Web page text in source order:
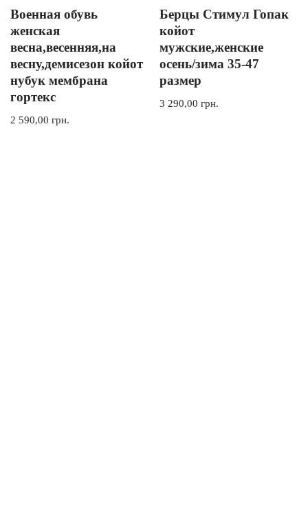
Военная обувь
женская
весна,весенняя,на
весну,демисезон койот
нубук мембрана
гортекс
2 590,00 грн.
Берцы Стимул Гопак
койот
мужские,женские
осень/зима 35-47
размер
3 290,00грн.